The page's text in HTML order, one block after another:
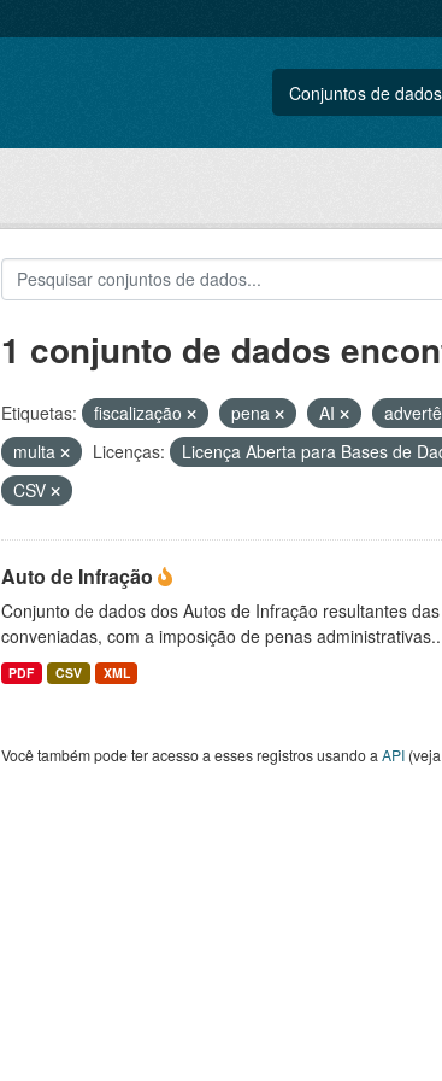
Conjuntos de dados
1 conjunto de dados
Etiquetas: fiscalização pena AI
multa
Licenças: Licença Aberta para Bases de
CSV
Auto de Infração
Conjunto de dados dos Autos de Infração resultantes
conveniadas, com a imposição de penas
PDF CSV XML
Você também pode ter acesso a esses registros usando a API(veja